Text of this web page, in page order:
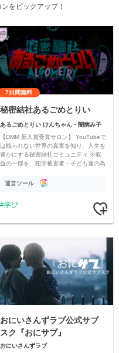
をピックアップ！
7日間無料
秘密結社あるごめとりい
あるごめとりい けんちゃん・闇病み子
【DMM 新人賞受賞サロン】 YouTubeで
は観られない世界の真実を知り、人生を
豊かにする秘密結社コミュニティ ※収
益の一部を、犯罪被害者・子ども達の為
す運営ツール
学び
おにいさんずラブ公式サブ
スク『おにサブ』
おにいさんずラブ